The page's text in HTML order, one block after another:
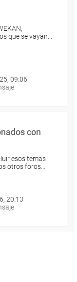
que se vayan…
09:06
con
esos temas
otros foros…
20:13